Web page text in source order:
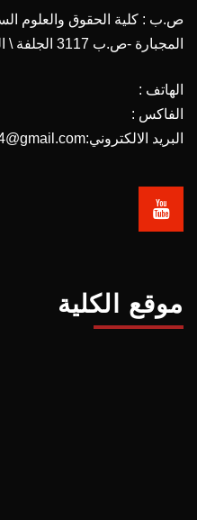
ص.ب : كلية الحقوق والعلوم
المجبارة -ص.ب 3117 الجلفة \ الجزائر
الهاتف :
الفاكس :
البريد الالكتروني:droitsp04@gmail.com
موقع الكلية